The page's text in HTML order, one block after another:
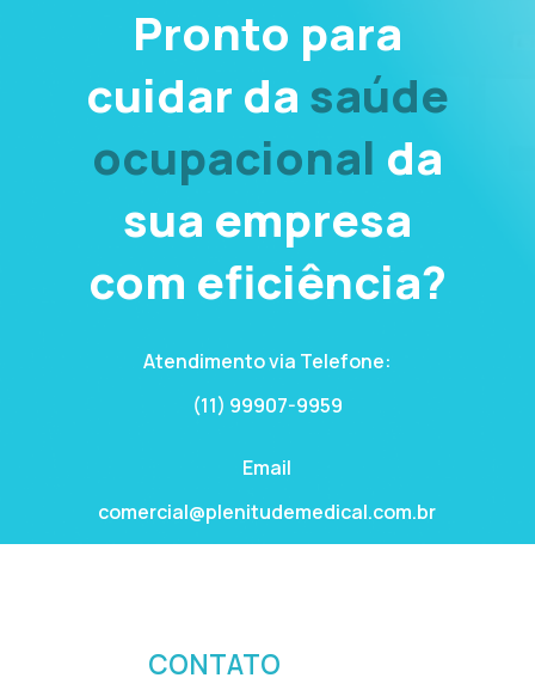
Pronto para
cuidar da saúde
ocupacional da
sua empresa
com eficiência?
Atendimento via Telefone:
(11) 99907-9959
Email
comercial@plenitudemedical.com.br
CONTATO